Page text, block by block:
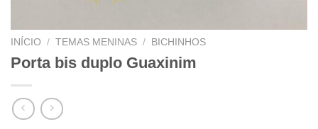
INÍCIO / TEMAS MENINAS / BICHINHOS
Porta bis duplo Guaxinim